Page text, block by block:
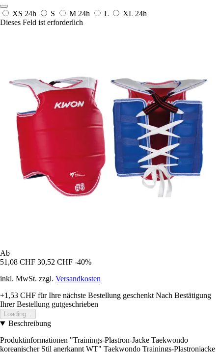
XS 24h S M 24h L XL 24h
Dieses Feld ist erforderlich
Ab
51,08 CHF 30,52 CHF -40%
inkl. MwSt. zzgl. Versandkosten
+1,53 CHF für Ihre nächste Bestellung geschenkt Nach Bestätigung
Ihrer Bestellung gutgeschrieben
Loading...
Beschreibung
Produktinformationen "Trainings-Plastron-Jacke Taekwondo
koreanischer Stil anerkannt WT" Taekwondo Trainings-Plastronjacke